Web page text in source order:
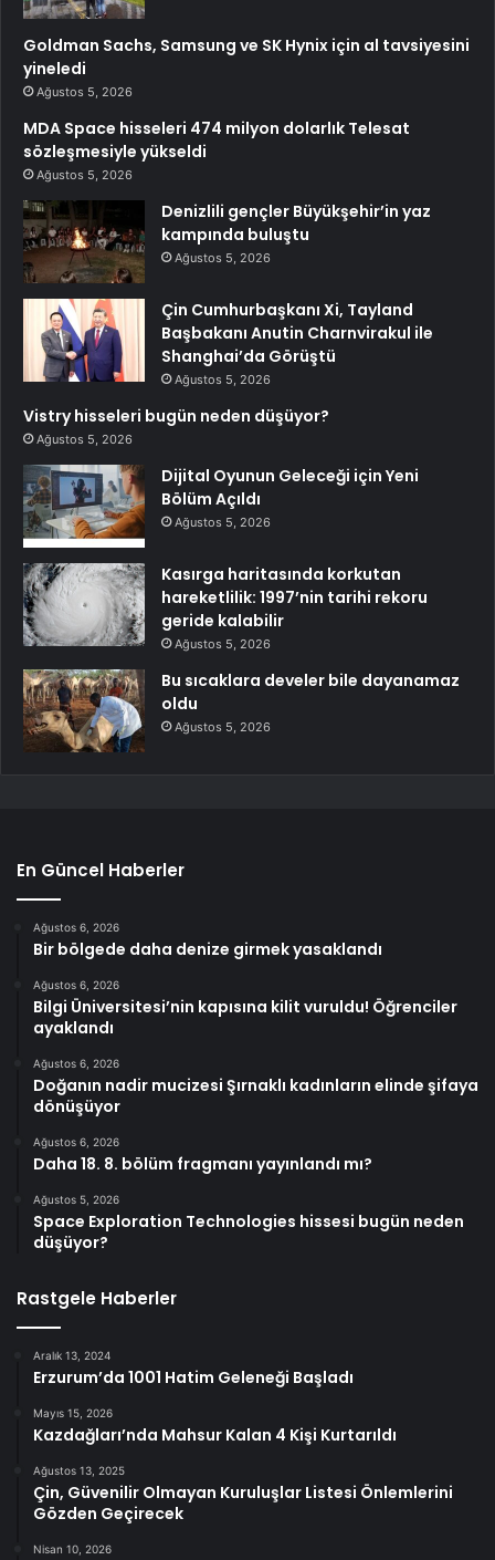
Goldman Sachs, Samsung ve SK Hynix için al tavsiyesini
yineledi
Ağustos 5, 2026
MDA Space hisseleri 474 milyon dolarlık Telesat
sözleşmesiyle yükseldi
Ağustos 5, 2026
Denizlili gençler Büyükşehir’in yaz
kampında buluştu
Ağustos 5, 2026
Çin Cumhurbaşkanı Xi, Tayland
Başbakanı Anutin Charnvirakul ile
Shanghai’da Görüştü
Ağustos 5, 2026
Vistry hisseleri bugün neden düşüyor?
Ağustos 5, 2026
Dijital Oyunun Geleceği için Yeni
Bölüm Açıldı
Ağustos 5, 2026
Kasırga haritasında korkutan
hareketlilik: 1997’nin tarihi rekoru
geride kalabilir
Ağustos 5, 2026
Bu sıcaklara develer bile dayanamaz
oldu
Ağustos 5, 2026
En Güncel Haberler
Ağustos 6, 2026
Bir bölgede daha denize girmek yasaklandı
Ağustos 6, 2026
Bilgi Üniversitesi’nin kapısına kilit vuruldu! Öğrenciler
ayaklandı
Ağustos 6, 2026
Doğanın nadir mucizesi Şırnaklı kadınların elinde şifaya
dönüşüyor
Ağustos 6, 2026
Daha 18. 8. bölüm fragmanı yayınlandı mı?
Ağustos 5, 2026
Space Exploration Technologies hissesi bugün neden
düşüyor?
Rastgele Haberler
Aralık 13, 2024
Erzurum’da 1001 Hatim Geleneği Başladı
Mayıs 15, 2026
Kazdağları’nda Mahsur Kalan 4 Kişi Kurtarıldı
Ağustos 13, 2025
Çin, Güvenilir Olmayan Kuruluşlar Listesi Önlemlerini
Gözden Geçirecek
Nisan 10, 2026